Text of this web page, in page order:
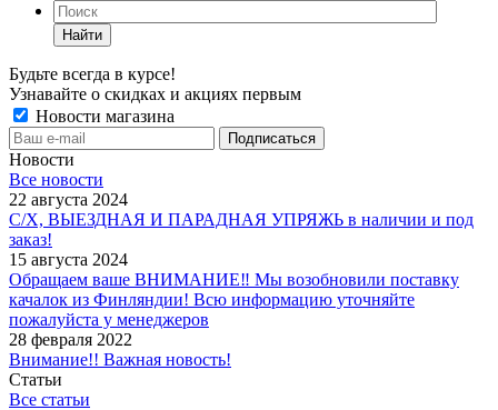
Найти
Будьте всегда в курсе!
Узнавайте о скидках и акциях первым
Новости магазина
Новости
Все новости
22 августа 2024
С/Х, ВЫЕЗДНАЯ И ПАРАДНАЯ УПРЯЖЬ в наличии и под
заказ!
15 августа 2024
Обращаем ваше ВНИМАНИЕ‼ Мы возобновили поставку
качалок из Финляндии! Всю информацию уточняйте
пожалуйста у менеджеров
28 февраля 2022
Внимание!! Важная новость!
Статьи
Все статьи